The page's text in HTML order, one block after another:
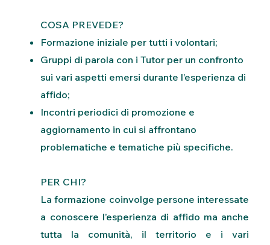
COSA PREVEDE?
Formazione iniziale per tutti i volontari;
Gruppi di parola con i Tutor per un confronto
sui vari aspetti emersi durante l’esperienza di
affido;
Incontri periodici di promozione e
aggiornamento in cui si affrontano
problematiche e tematiche più specifiche.
PER CHI?
La formazione coinvolge persone interessate
a conoscere l’esperienza di affido ma anche
tutta la comunità, il territorio e i vari